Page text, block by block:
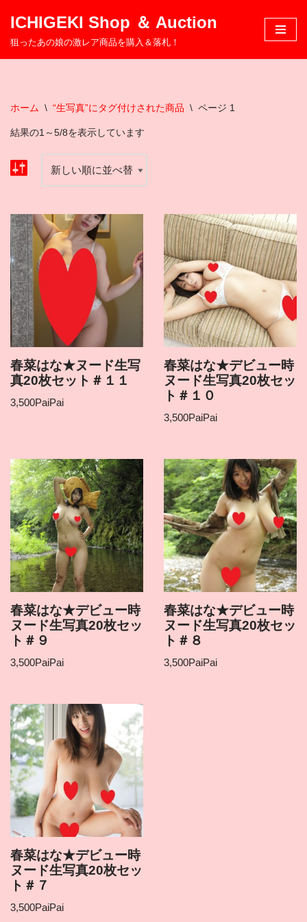
コ
ツ
ス
ッ
ICHIGEKI Shop ＆ Auction
狙ったあの娘の激レア商品を購入＆落札！
ホーム \ “生写真”にタグ付けされた商品 \ ページ 1
結果の1～5/8を表示しています
春菜はな★ヌード生写
真20枚セット＃１１
3,500PaiPai
春菜はな★デビュー時
ヌード生写真20枚セッ
ト＃１０
3,500PaiPai
春菜はな★デビュー時
ヌード生写真20枚セッ
ト＃９
3,500PaiPai
春菜はな★デビュー時
ヌード生写真20枚セッ
ト＃８
3,500PaiPai
春菜はな★デビュー時
ヌード生写真20枚セッ
ト＃７
3,500PaiPai